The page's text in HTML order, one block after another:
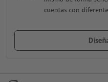
cuentas con